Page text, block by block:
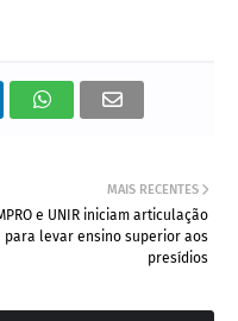
MAIS RECENTES
e UNIR iniciam articulação
para levar ensino superior aos
presídios